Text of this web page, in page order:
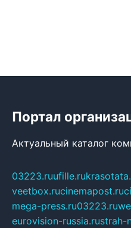
Портал
Актуальный каталог
03223.ruufille.ru
veetbox.rucinemapost.ru
mega-press.ru03223.ru
eurovision-russia.rustrah-